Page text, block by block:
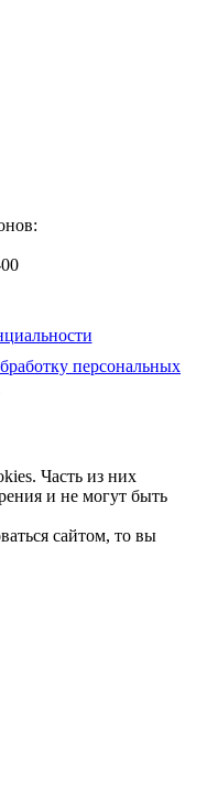
персональных
Часть из них
и не могут быть
сайтом, то вы